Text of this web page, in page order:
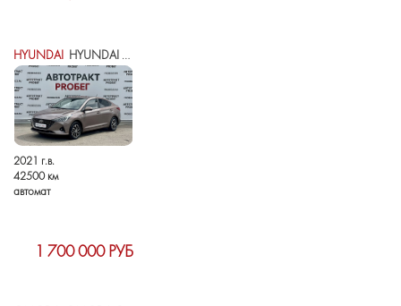
HYUNDAI HYUNDAI SOLARIS II РЕСТАЙЛИНГ
2021 г.в.
42500 км
автомат
1 700 000 РУБ